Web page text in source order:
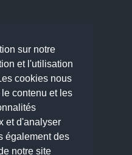
sur notre
et l'utilisation
cookies nous
contenu et les
et d'analyser
également des
notre site
à Guérande